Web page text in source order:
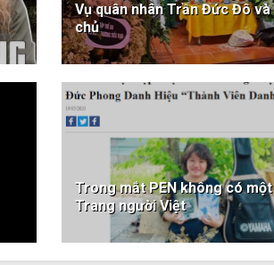
Vụ quân nhân Trần Đức Đô và
chủ
Trong mắt PEN không có
Trang người Việt